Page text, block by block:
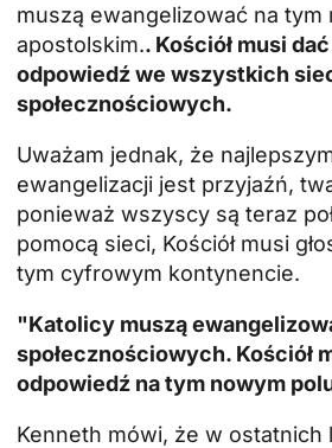
muszą ewangelizować na tym
apostolskim.. Kościół musi
odpowiedź we wszystkich
społecznościowych.
Uważam jednak, że
ewangelizacji jest przyjaźń,
ponieważ wszyscy są teraz
pomocą sieci, Kościół musi
tym cyfrowym kontynencie.
"Katolicy muszą
społecznościowych. Kościół
odpowiedź na tym nowym
Kenneth mówi, że w ostatnich